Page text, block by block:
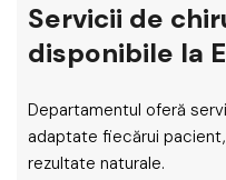
Servicii de
disponibile la
Departamentul oferă
adaptate fiecărui
rezultate naturale.